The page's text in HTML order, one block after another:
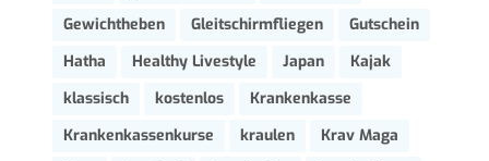
Gewichtheben
Gleitschirmfliegen
Gutschein
Hatha
Healthy Livestyle Japan
Kajak
klassisch
kostenlos
Krankenkasse
Krankenkassenkurse
kraulen
Krav Maga